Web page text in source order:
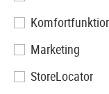
KP-13
Marketing
StoreLocator